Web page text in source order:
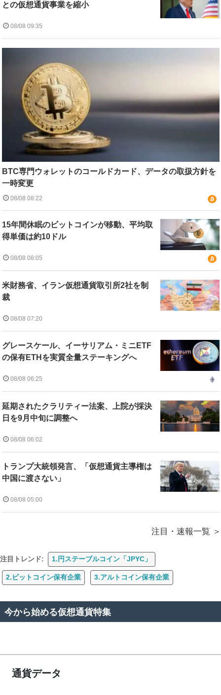
との仮想通貨事業を縮小
08/08 09:35
BTC専門ウォレットのコールドカード、データの取扱方針を
一時変更
08/08 08:22
15年間休眠のビットコインが移動、平均取
得単価は約10ドル
08/08 08:05
米財務省、イラン仮想通貨取引所2社を制
裁
08/08 07:20
グレースケール、イーサリアム・ミニETF
の保有ETHを実質全量ステーキングへ
08/08 06:25
延期されたクラリティー法案、上院が採決
日を9月中旬に調整へ
08/08 06:02
トランプ大統領発言、「仮想通貨主導権は
中国に渡さない」
08/08 05:00
注目・速報一覧
注目トレンド: 1.円ステーブルコイン「JPYC」
2.ビットコイン保有企業 3.アルトコイン保有企業
今から始める仮想通貨特集
通貨データ